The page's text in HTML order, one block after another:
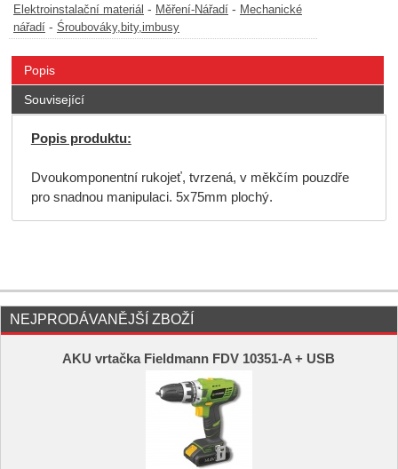
Elektroinstalační materiál - Měření-Nářadí - Mechanické
nářadí - Śroubováky,bity,imbusy
Popis
Související
Popis produktu:
Dvoukomponentní rukojeť, tvrzená, v měkčím pouzdře
pro snadnou manipulaci. 5x75mm plochý.
NEJPRODÁVANĚJŠÍ ZBOŽÍ
AKU vrtačka Fieldmann FDV 10351-A + USB